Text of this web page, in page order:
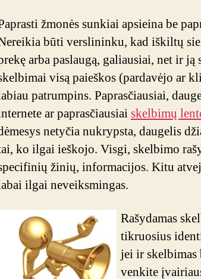
žmonės sunkiai apsieina be
būti verslininku, kad iškiltų
arba paslaugą, galiausiai, net ir
visą paieškos (pardavėjo ar
patrumpins. Paprasčiausiai,
ar paprasčiausiaiskelbimų
netyčia nukrypsta, daugelis
ko ilgai ieškojo. Visgi, skelbimo
žinių, informacijos. Kitu
ilgai neveiksmingas.
Rašydamas
tikruosius
jei ir skelbimas
venkite